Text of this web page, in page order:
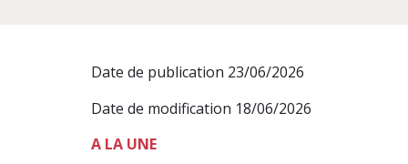
Date de publication 23/06/2026
Date de modification 18/06/2026
A LA UNE